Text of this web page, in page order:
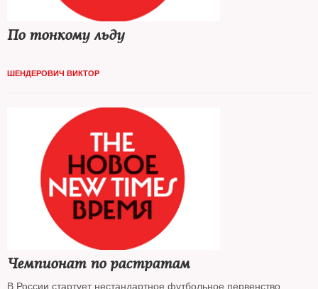
По тонкому льду
ШЕНДЕРОВИЧ ВИКТОР
Чемпионат по растратам
В России стартует нестандартное футбольное первенство